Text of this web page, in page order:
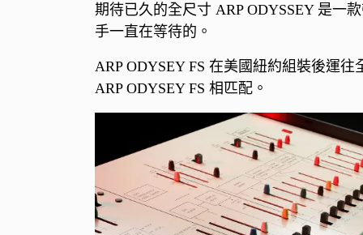
期待已久的全尺寸 ARP ODYSSEY 是一
手一直在等待的。
ARP ODYSEY FS 在美國紐約組裝後運
ARP ODYSEY FS 相匹配。